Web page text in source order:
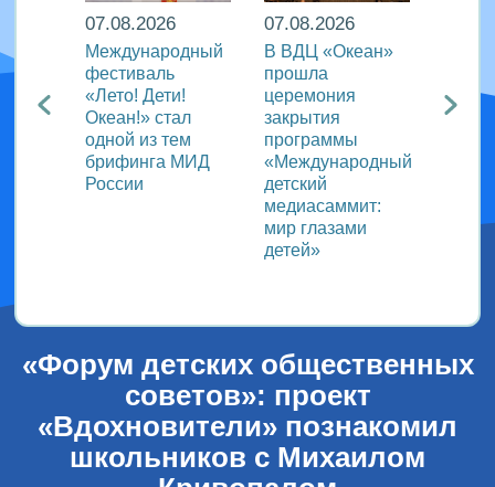
07.08.2026
Международный
фестиваль
«Лето! Дети!
Океан!» стал
одной из тем
брифинга МИД
России
07.08.2026
В ВДЦ «Океан»
прошла
церемония
закрытия
программы
«Международный
детский
медиасаммит:
мир глазами
детей»
VIII
«Форум детских общественных
советов»: проект
«Вдохновители» познакомил
школьников с Михаилом